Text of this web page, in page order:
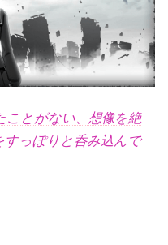
ことがない、想像を絶
すっぽりと呑み込んで